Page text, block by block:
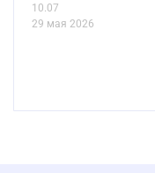
10.07
29 мая 2026